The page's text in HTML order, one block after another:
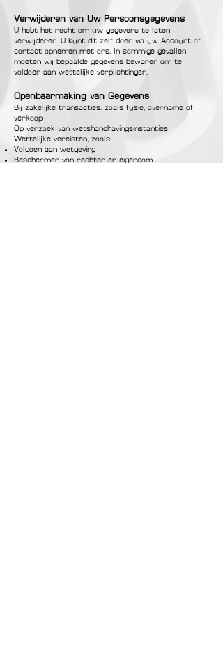
Verwijderen van Uw Persoonsgegevens
U hebt het recht om uw gegevens te laten
verwijderen. U kunt dit zelf doen via uw Account of
contact opnemen met ons. In sommige gevallen
moeten wij bepaalde gegevens bewaren om te
voldoen aan wettelijke verplichtingen.
Openbaarmaking van Gegevens
Bij zakelijke transacties: zoals fusie, overname of
verkoop
Op verzoek van wetshandhavingsinstanties
Wettelijke vereisten, zoals:
Voldoen aan wetgeving
Beschermen van rechten en eigendom